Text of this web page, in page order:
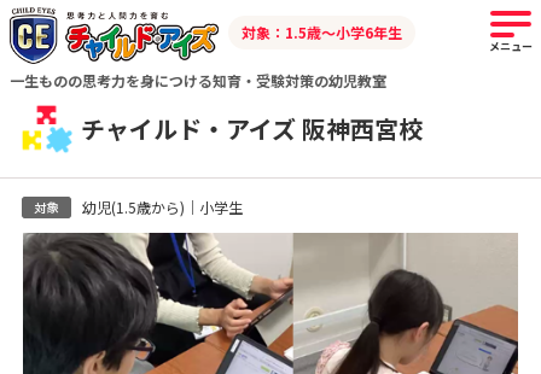
一生ものの思考力を身につける知育・受験対策の幼児教室
対象：1.5歳～小学6年生
メニュー
チャイルド・アイズ 阪神西宮校
幼児(1.5歳から)｜小学生